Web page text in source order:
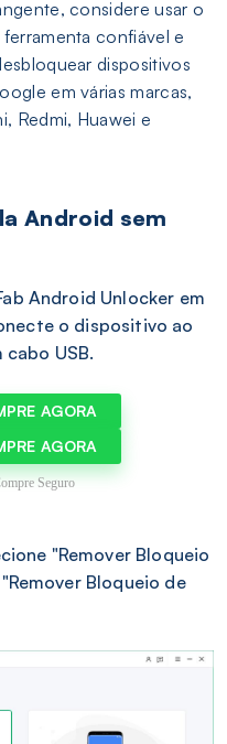
considere usar o
ferramenta confiável e
dispositivos
em várias marcas,
Redmi, Huawei e
Android sem
Android Unlocker em
o dispositivo ao
USB.
AGORA
AGORA
"Remover Bloqueio
Bloqueio de